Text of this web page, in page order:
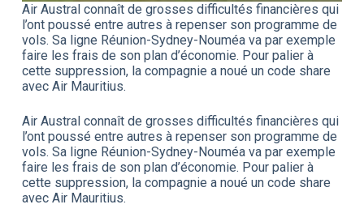
Air Austral connaît de grosses difficultés financières qui
l’ont poussé entre autres à repenser son programme de
vols. Sa ligne Réunion-Sydney-Nouméa va par exemple
faire les frais de son plan d’économie. Pour palier à
cette suppression, la compagnie a noué un code share
avec Air Mauritius.
Air Austral connaît de grosses difficultés financières qui
l’ont poussé entre autres à repenser son programme de
vols. Sa ligne Réunion-Sydney-Nouméa va par exemple
faire les frais de son plan d’économie. Pour palier à
cette suppression, la compagnie a noué un code share
avec Air Mauritius.